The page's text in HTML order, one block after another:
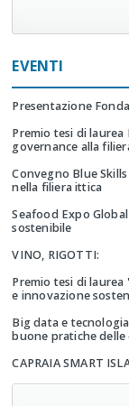
EVENTI
Presentazione
Premio tesi di laurea
governance alla
Convegno Blue
nella filiera ittica
Seafood Expo
sostenibile
VINO, RIGOTTI:
Premio tesi di laurea
e innovazione
Big data e
buone pratiche
CAPRAIA SMART